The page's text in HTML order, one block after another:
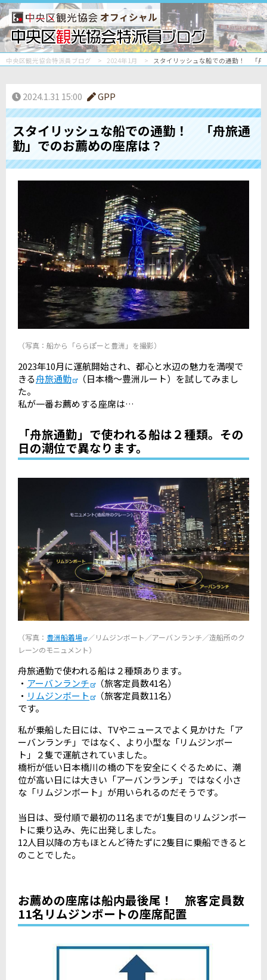
オフィシャル
中央区観光協会特派員ブログ 2024年1月 スタイリッシュな船での通勤！ 「舟
2024.1.31 15:00 GPP
スタイリッシュな船での通勤！ 「舟旅通
勤」でのお薦めの座席は？
（写真：船から「ららぽーと豊洲」を撮影）
2023年10月に運航開始され、都心と水辺の魅力を満喫で
きる舟旅通勤 （日本橋～豊洲ルート）を試してみまし
た。
私が一番お薦めする座席は…
「舟旅通勤」で使われる船は２種類。その
日の潮位で異なります。
（写真： 豊洲船着場 ／リムジンボート／アーバンランチ／造船所のク
レーンのモニュメント）
舟旅通勤で使われる船は２種類あります。
・ アーバンランチ （旅客定員数41名）
・ リムジンボート （旅客定員数11名）
です。
私が乗船した日には、TVやニュースでよく見かけた「ア
ーバンランチ」ではなく、より小型な「リムジンボー
ト」２隻で運航されていました。
橋桁が低い日本橋川の橋の下を安全にくぐるために、潮
位が高い日には大きい「アーバンランチ」ではなく小さ
な「リムジンボート」が用いられるのだそうです。
当日は、受付順で最初の11名までが1隻目のリムジンボー
トに乗り込み、先に出発しました。
12人目以降の方もほとんど待たずに2隻目に乗船できると
のことでした。
お薦めの座席は船内最後尾！ 旅客定員数
11名リムジンボートの座席配置